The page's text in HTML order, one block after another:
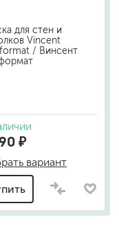
для стен и
Vincent
/ Винсент
₽
вариант